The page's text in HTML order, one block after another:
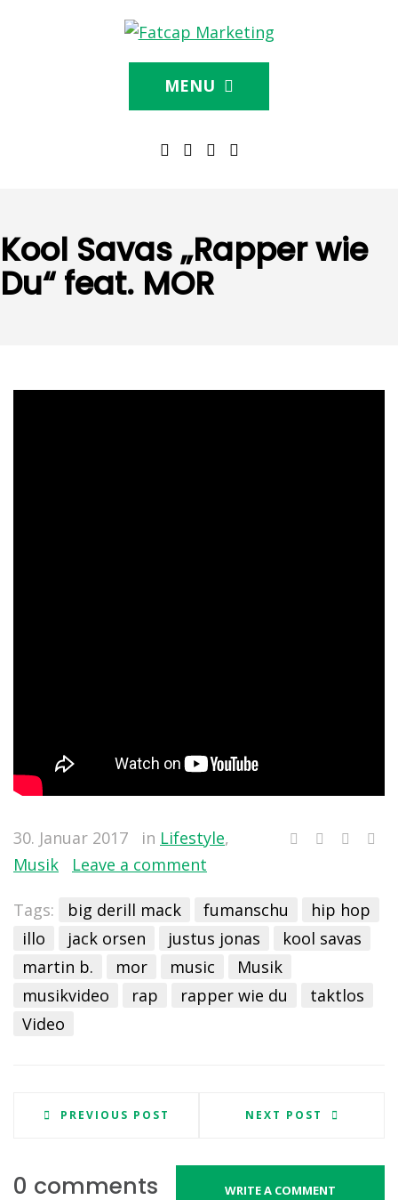
MENU
Kool Savas „Rapper wie
Du“ feat. MOR
30. Januar 2017 in Lifestyle,
Musik
Leave a comment
Tags: big derill mack fumanschu
hip hop
illo
jack orsen justus jonas
kool savas
martin b.
mor music
Musik
musikvideo
rap rapper wie du
taktlos
Video
PREVIOUS POST NEXT POST
0 comments WRITE A COMMENT